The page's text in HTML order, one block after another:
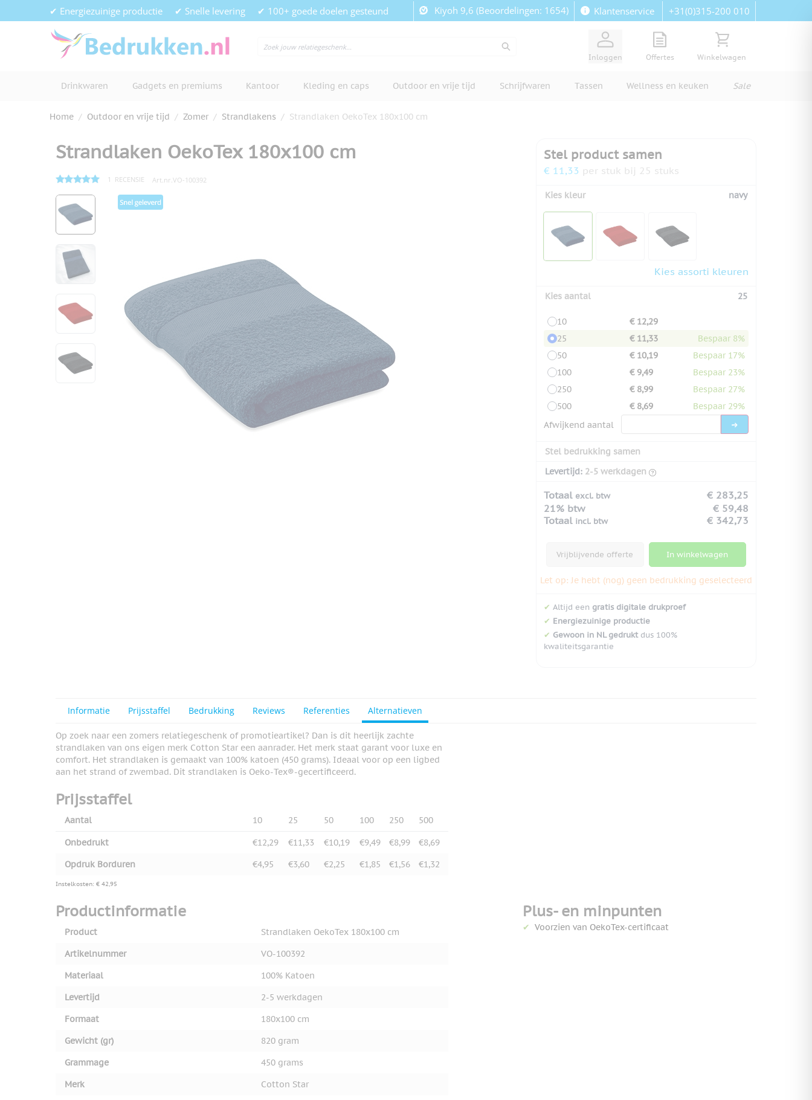
Ga naar de inhoud✔ Energiezuinige productie ✔ Snelle levering ✔ 100+ goede doelen gesteund Kiyoh 9,6 (Beoordelingen: 1654) Klantenservice +31(0)315-200 010
Inloggen
View quote, Quote is empty
Offertes
Bekijk winkelwagen,
Winkelwagen
Drinkwaren Gadgets en premiums Kantoor Kleding en caps Outdoor en vrije tijd Schrijfwaren Tassen Wellness en keuken Sale
Home / Outdoor en vrije tijd / Zomer / Strandlakens / Strandlaken OekoTex 180x100 cm
Strandlaken OekoTex 180x100 cm
1 RECENSIE Art.nr.VO-100392
Hoofdafbeelding
Klik om afbeelding op volledig scherm te bekijken
View larger image
View larger image
View larger image
View larger image
Stel product samen
€ 11,33 per stuk bij 25 stuks
Kies kleur navy
Kies assorti kleuren
Kies aantal 25
10
€ 12,29
25
€ 11,33
Bespaar 8%
50
€ 10,19
Bespaar 17%
100
€ 9,49
Bespaar 23%
250
€ 8,99
Bespaar 27%
500
€ 8,69
Bespaar 29%
Afwijkend aantal
Stel bedrukking samen
Levertijd: 2-5 werkdagen
Totaal excl. btw
€ 283,25
21% btw
€ 59,48
Totaal incl. btw € 342,73
Vrijblijvende offerte In winkelwagen
Let op: Je hebt (nog) geen bedrukking geselecteerd
✔ Altijd een gratis digitale drukproef
✔ Energiezuinige productie
✔ Gewoon in NL gedruktdus 100%
kwaliteitsgarantie
Informatie Prijsstaffel Bedrukking Reviews Referenties Alternatieven
Op zoek naar een zomers relatiegeschenk of promotieartikel? Dan is dit heerlijk zachte
strandlaken van ons eigen merk Cotton Star een aanrader. Het merk staat garant voor luxe en
comfort. Het strandlaken is gemaakt van 100% katoen (450 grams). Ideaal voor op een ligbed
aan het strand of zwembad. Dit strandlaken is Oeko-Tex®-gecertificeerd.
Prijsstaffel
Aantal 10 25 50 100 250 500
Onbedrukt €12,29 €11,33 €10,19 €9,49 €8,99
€8,69
Opdruk Borduren
€4,95 €3,60 €2,25 €1,85 €1,56 €1,32
Instelkosten: € 42,95
Productinformatie
Product
Strandlaken OekoTex 180x100 cm
Artikelnummer
VO-100392
Materiaal
100% Katoen
Levertijd
2-5 werkdagen
Formaat
180x100 cm
Gewicht (gr)
820 gram
Grammage
450 grams
Merk
Cotton Star
Plus- en minpunten
Voorzien van OekoTex-certificaat